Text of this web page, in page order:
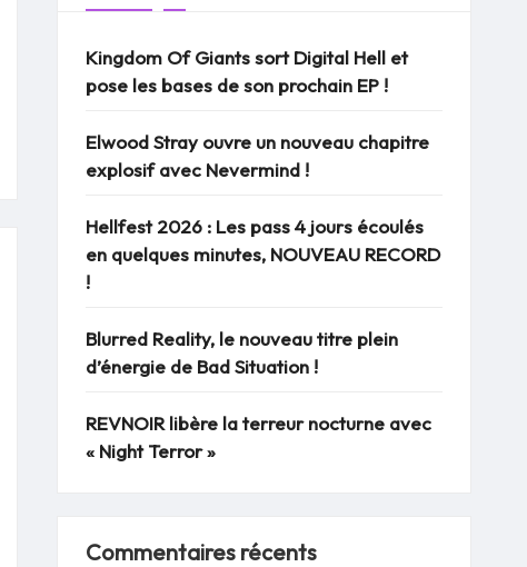
Kingdom Of Giants sort Digital Hell et
pose les bases de son prochain EP !
Elwood Stray ouvre un nouveau chapitre
explosif avec Nevermind !
Hellfest 2026 : Les pass 4 jours écoulés
en quelques minutes, NOUVEAU RECORD
!
Blurred Reality, le nouveau titre plein
d’énergie de Bad Situation !
REVNOIR libère la terreur nocturne avec
« Night Terror »
Commentaires récents